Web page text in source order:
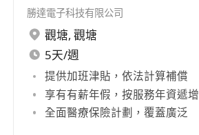
勝達電子科技有限公司
觀塘, 觀塘
5天/週
提供加班津貼，依法計算補償
享有有薪年假，按服務年資遞增
全面醫療保險計劃，覆蓋廣泛